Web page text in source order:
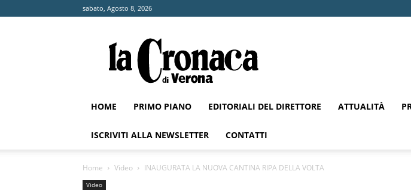
sabato, Agosto 8, 2026
Cronaca
di
Verona
HOME PRIMO PIANO EDITORIALI DEL DIRETTORE ATTUALITÀ
ISCRIVITI ALLA NEWSLETTER CONTATTI
Home Video INAUGURATA LA NUOVA CANTINA RIPA DELLA VOLTA
Video